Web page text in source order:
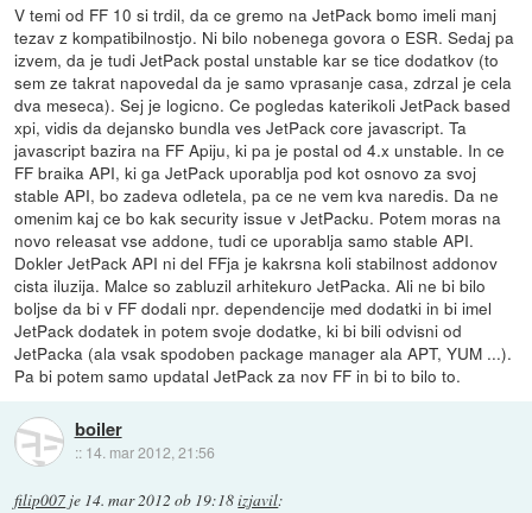
V temi od FF 10 si trdil, da ce gremo na JetPack bomo imeli manj
tezav z kompatibilnostjo. Ni bilo nobenega govora o ESR. Sedaj pa
izvem, da je tudi JetPack postal unstable kar se tice dodatkov (to
sem ze takrat napovedal da je samo vprasanje casa, zdrzal je cela
dva meseca). Sej je logicno. Ce pogledas katerikoli JetPack based
xpi, vidis da dejansko bundla ves JetPack core javascript. Ta
javascript bazira na FF Apiju, ki pa je postal od 4.x unstable. In ce
FF braika API, ki ga JetPack uporablja pod kot osnovo za svoj
stable API, bo zadeva odletela, pa ce ne vem kva naredis. Da ne
omenim kaj ce bo kak security issue v JetPacku. Potem moras na
novo releasat vse addone, tudi ce uporablja samo stable API.
Dokler JetPack API ni del FFja je kakrsna koli stabilnost addonov
cista iluzija. Malce so zabluzil arhitekuro JetPacka. Ali ne bi bilo
boljse da bi v FF dodali npr. dependencije med dodatki in bi imel
JetPack dodatek in potem svoje dodatke, ki bi bili odvisni od
JetPacka (ala vsak spodoben package manager ala APT, YUM ...).
Pa bi potem samo updatal JetPack za nov FF in bi to bilo to.
boiler
:: 14. mar 2012, 21:56
filip007 je 14. mar 2012 ob 19:18izjavil: